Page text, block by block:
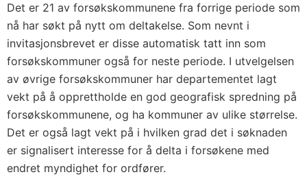
Det er 21 av forsøkskommunene fra forrige periode som
nå har søkt på nytt om deltakelse. Som nevnt i
invitasjonsbrevet er disse automatisk tatt inn som
forsøkskommuner også for neste periode. I utvelgelsen
av øvrige forsøkskommuner har departementet lagt
vekt på å opprettholde en god geografisk spredning på
forsøkskommunene, og ha kommuner av ulike størrelse.
Det er også lagt vekt på i hvilken grad det i søknaden
er signalisert interesse for å delta i forsøkene med
endret myndighet for ordfører.